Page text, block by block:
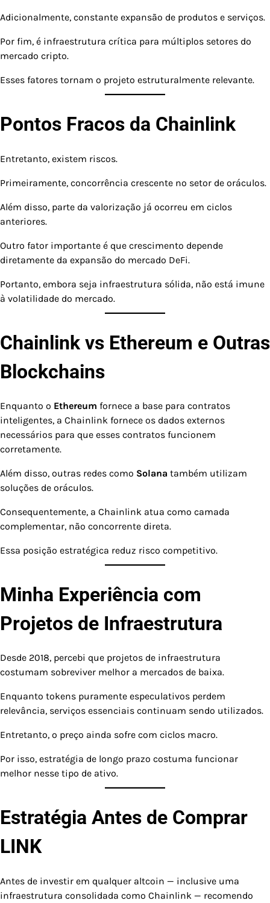
Adicionalmente, constante expansão de produtos e serviços.
Por fim, é infraestrutura crítica para múltiplos setores do
mercado cripto.
Esses fatores tornam o projeto estruturalmente relevante.
Pontos Fracos da Chainlink
Entretanto, existem riscos.
Primeiramente, concorrência crescente no setor de oráculos.
Além disso, parte da valorização já ocorreu em ciclos
anteriores.
Outro fator importante é que crescimento depende
diretamente da expansão do mercado DeFi.
Portanto, embora seja infraestrutura sólida, não está imune
à volatilidade do mercado.
Chainlink vs Ethereum e Outras
Blockchains
Enquanto o Ethereum fornece a base para contratos
inteligentes, a Chainlink fornece os dados externos
necessários para que esses contratos funcionem
corretamente.
Além disso, outras redes como Solana também utilizam
soluções de oráculos.
Consequentemente, a Chainlink atua como camada
complementar, não concorrente direta.
Essa posição estratégica reduz risco competitivo.
Minha Experiência com
Projetos de Infraestrutura
Desde 2018, percebi que projetos de infraestrutura
costumam sobreviver melhor a mercados de baixa.
Enquanto tokens puramente especulativos perdem
relevância, serviços essenciais continuam sendo utilizados.
Entretanto, o preço ainda sofre com ciclos macro.
Por isso, estratégia de longo prazo costuma funcionar
melhor nesse tipo de ativo.
Estratégia Antes de Comprar
LINK
Antes de investir em qualquer altcoin — inclusive uma
infraestrutura consolidada como Chainlink — recomendo